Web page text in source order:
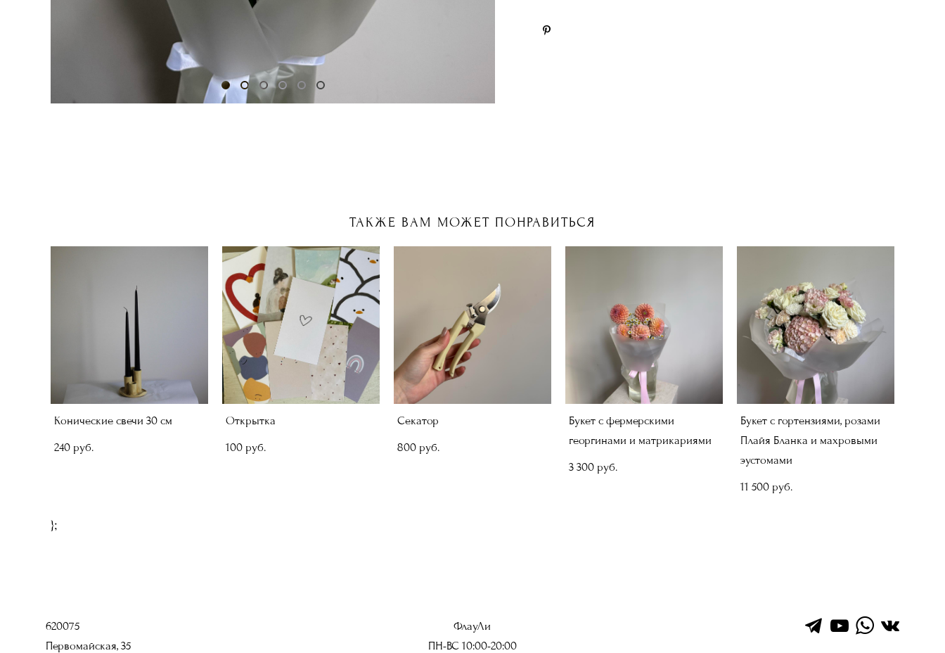
ТАКЖЕ ВАМ МОЖЕТ ПОНРАВИТЬСЯ
Конические свечи 30 см
240 pуб.
Открытка
100 pуб.
Секатор
800 pуб.
Букет с фермерскими
георгинами и матрикариями
3 300 pуб.
Букет с гортензиями, розами
Плайя Бланка и махровыми
эустомами
11 500 pуб.
};
620075
Первомайская, 35
ФлауЛи
ПН-ВС 10:00-20:00